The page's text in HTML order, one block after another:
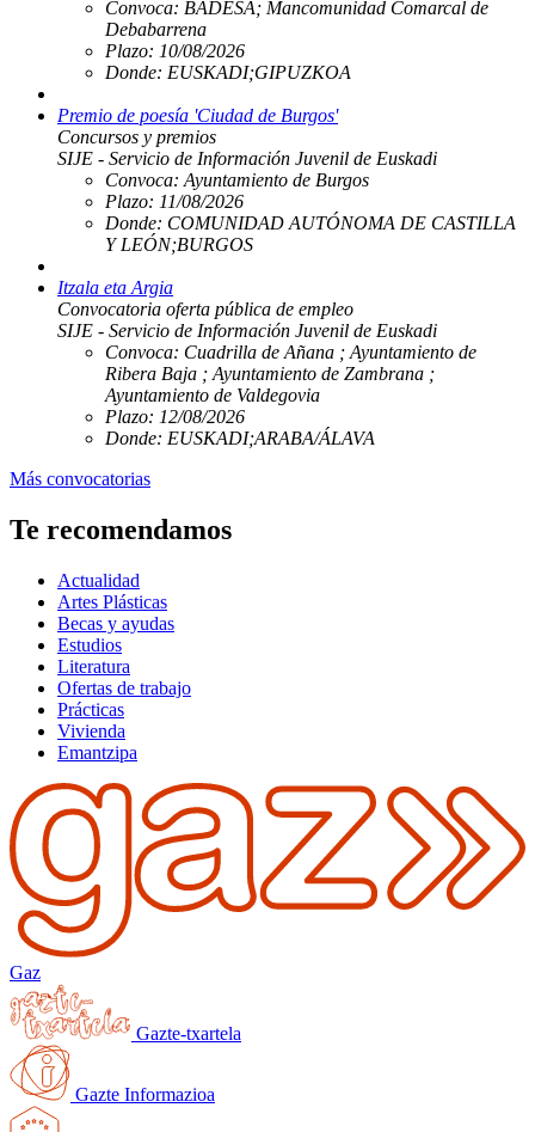
Convoca: BADESA; Mancomunidad Comarcal de
Debabarrena
Plazo: 10/08/2026
Donde: EUSKADI;GIPUZKOA
Premio de poesía 'Ciudad de Burgos'
Concursos y premios
SIJE - Servicio de Información Juvenil de Euskadi
Convoca: Ayuntamiento de Burgos
Plazo: 11/08/2026
Donde: COMUNIDAD AUTÓNOMA DE CASTILLA
Y LEÓN;BURGOS
Itzala eta Argia
Convocatoria oferta pública de empleo
SIJE - Servicio de Información Juvenil de Euskadi
Convoca: Cuadrilla de Añana ; Ayuntamiento de
Ribera Baja ; Ayuntamiento de Zambrana ;
Ayuntamiento de Valdegovia
Plazo: 12/08/2026
Donde: EUSKADI;ARABA/ÁLAVA
Más convocatorias
Te recomendamos
Actualidad
Artes Plásticas
Becas y ayudas
Estudios
Literatura
Ofertas de trabajo
Prácticas
Vivienda
Emantzipa
Gaz
Gazte-txartela
Gazte Informazioa